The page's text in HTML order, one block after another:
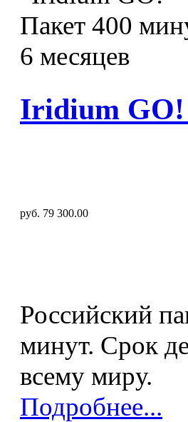
Iridium GO!
руб. 79 300.00
Российский
минут. Срок
всему миру.
Подробнее...